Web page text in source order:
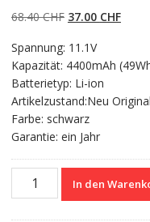
basierend auf
Kundenbewertun
68.40CHF Ursprünglicher
war:
68.40 CHF
37.00 CHF
37.00
Spannung: 11.1V
Kapazität: 4400mAh
Batterietyp: Li-ion
Artikelzustand:Neu
Farbe: schwarz
Garantie: ein Jahr
Nagelneuer
In den